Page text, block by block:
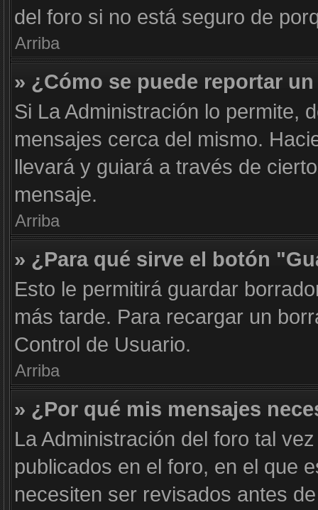
del foro si no está seguro de
Arriba
» ¿Cómo se puede reportar
Si La Administración lo permite,
mensajes cerca del mismo.
llevará y guiará a través de
mensaje.
Arriba
» ¿Para qué sirve el botón
Esto le permitirá guardar
más tarde. Para recargar un
Control de Usuario.
Arriba
» ¿Por qué mis mensajes
La Administración del foro tal
publicados en el foro, en el que
necesiten ser revisados antes